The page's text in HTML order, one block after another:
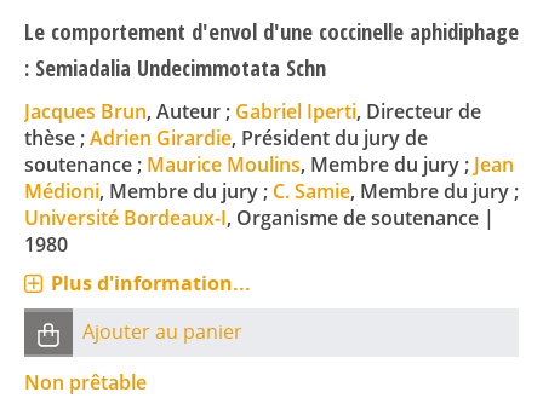
Le comportement d'envol d'une coccinelle aphidiphage
: Semiadalia Undecimmotata Schn
Jacques Brun, Auteur ; Gabriel Iperti, Directeur de
thèse ;Adrien Girardie, Président du jury de
soutenance ; Maurice Moulins, Membre du jury ; Jean
Médioni, Membre du jury ; C. Samie, Membre du jury ;
Université Bordeaux-I, Organisme de soutenance |
1980
Plus d'information...
Ajouter au panier
Non prêtable